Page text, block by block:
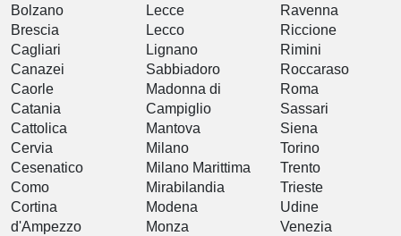
Bolzano
Brescia
Cagliari
Canazei
Caorle
Catania
Cattolica
Cervia
Cesenatico
Como
Cortina
d'Ampezzo
Lecce
Lecco
Lignano
Sabbiadoro
Madonna di
Campiglio
Mantova
Milano
Milano Marittima
Mirabilandia
Modena
Monza
Ravenna
Riccione
Rimini
Roccaraso
Roma
Sassari
Siena
Torino
Trento
Trieste
Udine
Venezia